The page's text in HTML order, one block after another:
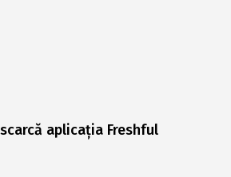
aplicația Freshful